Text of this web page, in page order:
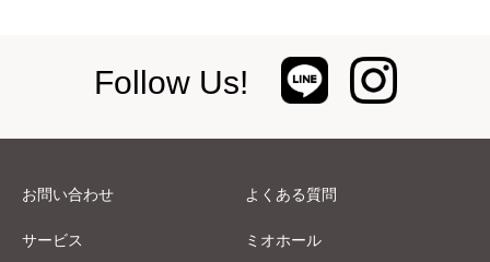
Follow Us!
お問い合わせ よくある質問
サービス ミオホール